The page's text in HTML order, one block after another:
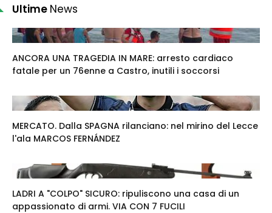
Ultime News
ANCORA UNA TRAGEDIA IN MARE: arresto cardiaco
fatale per un 76enne a Castro, inutili i soccorsi
MERCATO. Dalla SPAGNA rilanciano: nel mirino del Lecce
l'ala MARCOS FERNÁNDEZ
LADRI A "COLPO" SICURO: ripuliscono una casa di un
appassionato di armi. VIA CON 7 FUCILI